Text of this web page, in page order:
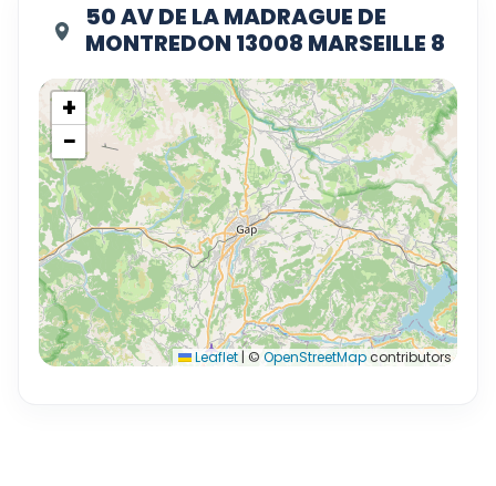
50 AV DE LA MADRAGUE DE
MONTREDON 13008 MARSEILLE 8
+
−
Leaflet | © OpenStreetMapcontributors